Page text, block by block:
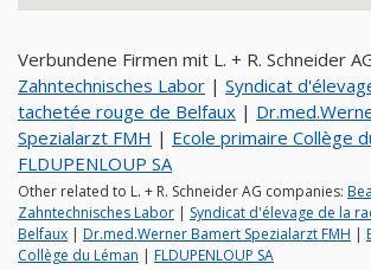
Verbundene Firmen mit L. + R. Schneider
Zahntechnisches Labor | Syndicat
tachetée rouge de Belfaux |
Spezialarzt FMH | Ecole primaire Collège
FLDUPENLOUP SA
Other related to L. + R. Schneider AG companies:
Zahntechnisches Labor | Syndicat d'élevage de la
Belfaux | Dr.med.Werner Bamert Spezialarzt FMH |
Collège du Léman | FLDUPENLOUP SA